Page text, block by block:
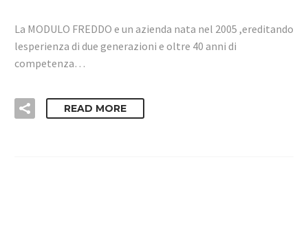
La MODULO FREDDO e un azienda nata nel 2005 ,ereditando
lesperienza di due generazioni e oltre 40 anni di
competenza…
READ MORE